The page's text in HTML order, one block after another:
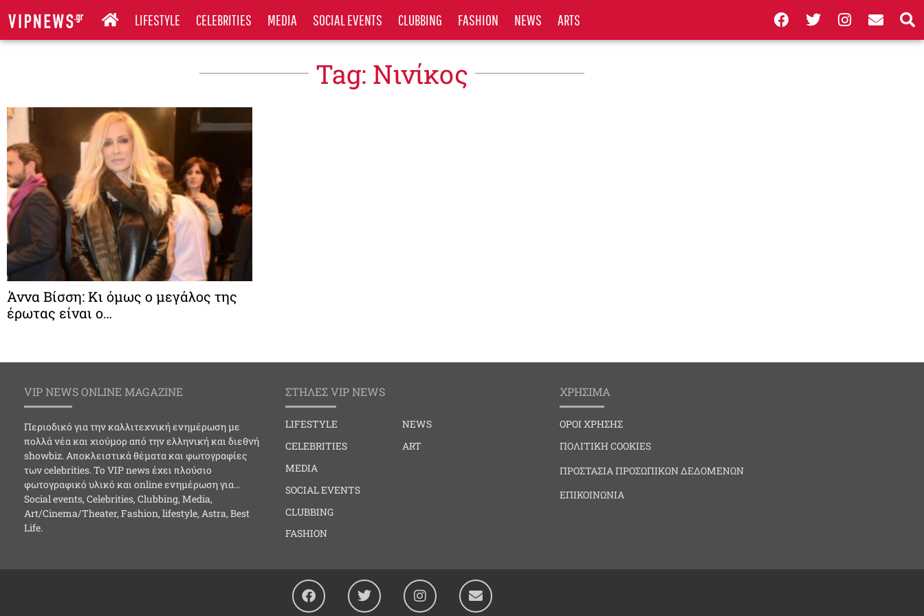
LIFESTYLE CELEBRITIES MEDIA SOCIAL EVENTS CLUBBING FASHION NEWS ARTS
Tag: Νινίκος
Άννα Βίσση: Κι όμως ο μεγάλος της
έρωτας είναι ο…
VIP NEWS ONLINE MAGAZINE
Περιοδικό για την καλλιτεχνική ενημέρωση με
πολλά νέα και χιούμορ από την ελληνική και διεθνή
showbiz. Αποκλειστικά θέματα και φωτογραφίες
των celebrities. Το VIP news έχει πλούσιο
φωτογραφικό υλικό και online ενημέρωση για…
Social events, Celebrities, Clubbing, Media,
Art/Cinema/Theater, Fashion, lifestyle, Astra, Best
Life.
ΣΤΗΛΕΣ VIP NEWS
LIFESTYLE
CELEBRITIES
MEDIA
SOCIAL EVENTS
CLUBBING
FASHION
NEWS
ART
ΧΡΗΣΙΜΑ
ΟΡΟΙ ΧΡΗΣΗΣ
ΠΟΛΙΤΙΚΗ COOKIES
ΠΡΟΣΤΑΣΙΑ ΠΡΟΣΩΠΙΚΩΝ ΔΕΔΟΜΕΝΩΝ
ΕΠΙΚΟΙΝΩΝΙΑ